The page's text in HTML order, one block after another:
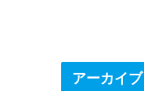
アーカイブ